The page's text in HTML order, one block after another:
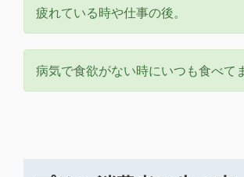
疲れている時や仕事の後。
病気で食欲がない時にいつも食べて